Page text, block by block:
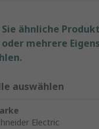
Sie ähnliche
oder mehrere
auswählen
Electric